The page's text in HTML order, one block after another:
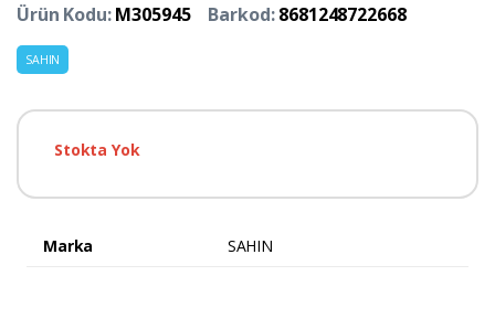
Ürün Kodu:M305945 Barkod:8681248722668
SAHIN
Stokta Yok
Marka SAHIN